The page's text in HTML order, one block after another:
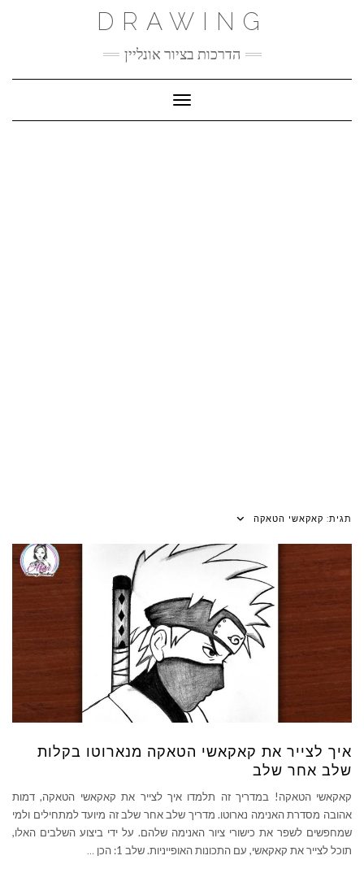
DRAWING
הדרכות בציור אונליין
Toggle Navigation
תגית: קאקאשי הטאקה
איך לצייר את קאקאשי הטאקה מנארוטו בקלות
שלב אחר שלב
קאקאשי הטאקה! במדריך זה תלמדו איך לצייר את קאקאשי הטאקה, דמות
אהובה מסדרת האנימה נארוטו. מדריך שלב אחר שלב זה מיועד למתחילים ולמי
שמחפשים לשפר את כישורי ציור האנימה שלהם. על ידי ביצוע השלבים האלו,
תוכל לצייר את קאקאשי, עם התכונות האופייניות. שלב 1: הכן
…